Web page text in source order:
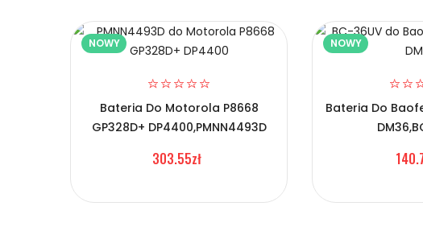
Prawo zwrotu w ciągu 30 dni
Szybka dostawa
Numer produktu ładowarki
1.Model urządzenia
Jak naładować Baterie do Radiotelefonów BFDX
NOWY
Bateria Do Motorola P8668
GP328D+ DP4400,PMNN4493D
303.55zł
NOWY
Bateria Do